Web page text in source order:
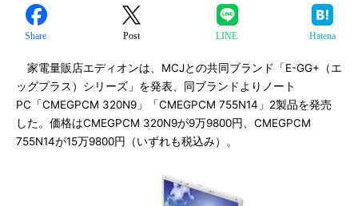
Share Post LINE Hatena
家電量販店エディオンは、MCJとの共同ブランド「E-GG+（エ
ッグプラス）シリーズ」を発表、同ブランドよりノート
PC「CMEGPCM 320N9」「CMEGPCM 755N14」2製品を発売
した。価格はCMEGPCM 320N9が9万9800円、CMEGPCM
755N14が15万9800円（いずれも税込み）。